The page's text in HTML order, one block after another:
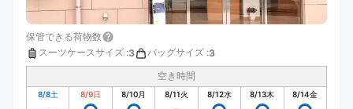
保管できる荷物数
スーツケースサイズ :3 バッグサイズ :3
空き時間
8/8土 8/9日 8/10月 8/11火 8/12水 8/13木 8/14金